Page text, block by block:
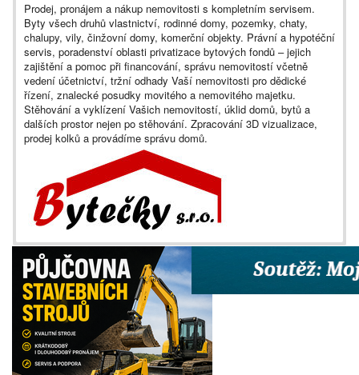
Prodej, pronájem a nákup nemovitosti s kompletním servisem.
Byty všech druhů vlastnictví, rodinné domy, pozemky, chaty,
chalupy, vily, činžovní domy, komerční objekty. Právní a hypotéční
servis, poradenství oblasti privatizace bytových fondů – jejich
zajištění a pomoc při financování, správu nemovitostí včetně
vedení účetnictví, tržní odhady Vaší nemovitosti pro dědické
řízení, znalecké posudky movitého a nemovitého majetku.
Stěhování a vyklízení Vašich nemovitostí, úklid domů, bytů a
dalších prostor nejen po stěhování. Zpracování 3D vizualizace,
prodej kolků a provádíme správu domů.